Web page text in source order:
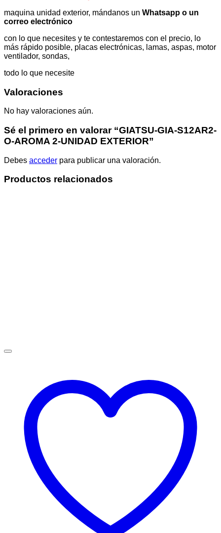
maquina unidad exterior, mándanos un Whatsapp o un
correo electrónico
con lo que necesites y te contestaremos con el precio, lo
más rápido posible, placas electrónicas, lamas, aspas, motor
ventilador, sondas,
todo lo que necesite
Valoraciones
No hay valoraciones aún.
Sé el primero en valorar “GIATSU-GIA-S12AR2-
O-AROMA 2-UNIDAD EXTERIOR”
Debes acceder para publicar una valoración.
Productos relacionados